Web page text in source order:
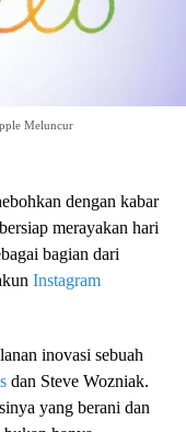
Meluncur
dengan kabar
merayakan hari
bagian dari
Instagram
inovasi sebuah
dan Steve Wozniak.
yang berani dan